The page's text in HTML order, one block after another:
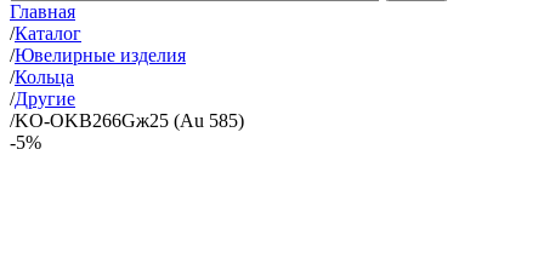
Главная
/Каталог
/Ювелирные изделия
/Кольца
/Другие
/KO-OKB266Gж25 (Au 585)
-5%